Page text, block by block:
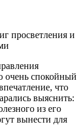
очень спокойный
что
выяснить:
из его
вынести для